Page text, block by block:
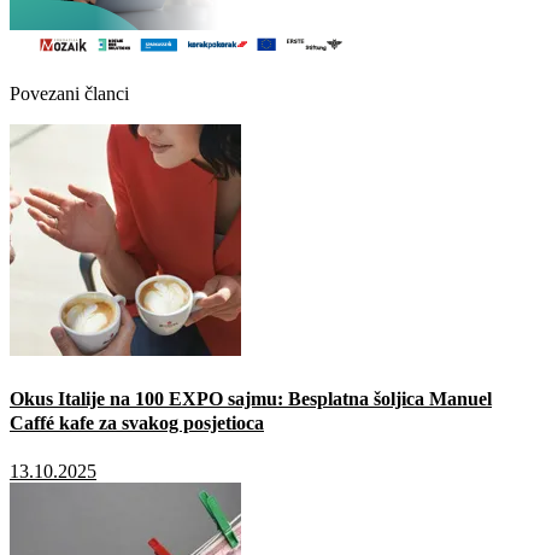
Povezani članci
Okus Italije na 100 EXPO sajmu: Besplatna šoljica Manuel
Caffé kafe za svakog posjetioca
13.10.2025